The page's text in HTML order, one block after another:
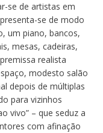
se de artistas em
se de modo
um piano, bancos,
mesas, cadeiras,
realista
modesto salão
depois de múltiplas
para vizinhos
vivo” – que seduz a
com afinação